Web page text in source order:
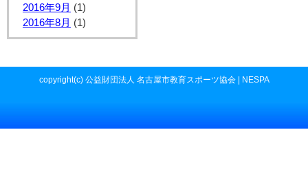
2016年9月 (1)
2016年8月 (1)
copyright(c) 公益財団法人 名古屋市教育スポーツ協会 | NESPA